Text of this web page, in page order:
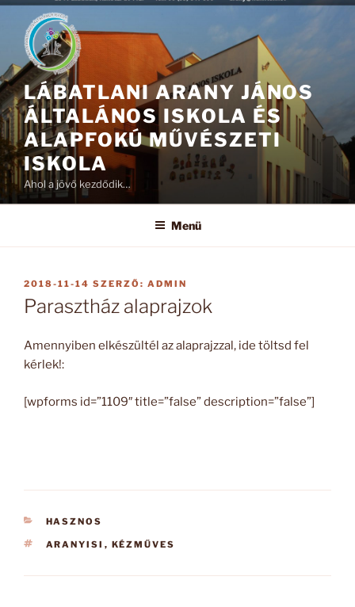
Tartalomhoz
LÁBATLANI ARANY JÁNOS
ÁLTALÁNOS ISKOLA ÉS
ALAPFOKÚ MŰVÉSZETI
ISKOLA
Ahol a jövő kezdődik…
Menü
BEKÜLDVE:
2018-11-14 SZERZŐ: ADMIN
Parasztház alaprajzok
Amennyiben elkészültél az alaprajzzal, ide töltsd fel
kérlek!:
[wpforms id=”1109″ title=”false” description=”false”]
KATEGÓRIÁK
HASZNOS
CÍMKÉK
ARANYISI , KÉZMŰVES